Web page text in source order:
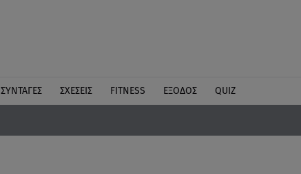
ΣΥΝΤΑΓΕΣ ΣΧΕΣΕΙΣ FITNESS ΕΞΟΔΟΣ QUIZ